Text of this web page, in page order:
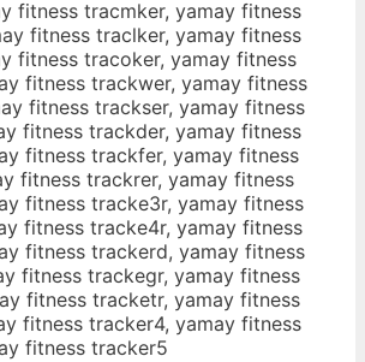
fitness tracmker, yamay fitness
fitness traclker, yamay fitness
fitness tracoker, yamay fitness
fitness trackwer, yamay fitness
fitness trackser, yamay fitness
fitness trackder, yamay fitness
fitness trackfer, yamay fitness
fitness trackrer, yamay fitness
fitness tracke3r, yamay fitness
fitness tracke4r, yamay fitness
fitness trackerd, yamay fitness
fitness trackegr, yamay fitness
fitness tracketr, yamay fitness
fitness tracker4, yamay fitness
fitness tracker5